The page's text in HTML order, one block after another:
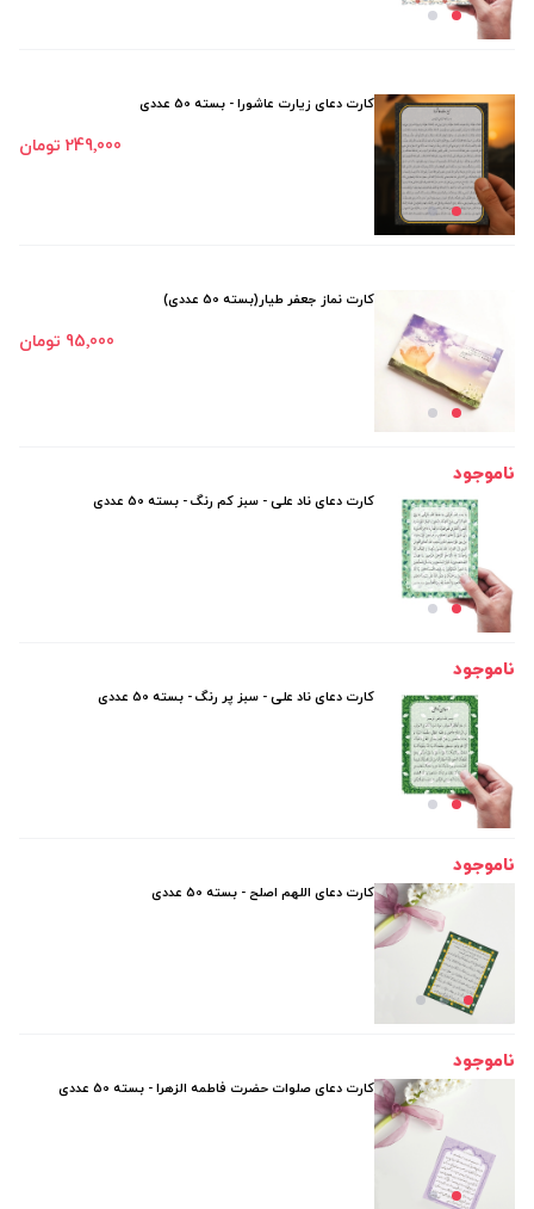
کارت دعای زیارت عاشورا - بسته 50 عددی
249٬000 تومان
کارت نماز جعفر طیار(بسته 50 عددی)
95٬000 تومان
ناموجود
کارت دعای ناد علی - سبز کم رنگ - بسته 50 عددی
ناموجود
کارت دعای ناد علی - سبز پر رنگ - بسته 50 عددی
ناموجود
کارت دعای اللهم اصلح - بسته 50 عددی
ناموجود
کارت دعای صلوات حضرت فاطمه الزهرا - بسته 50 عددی